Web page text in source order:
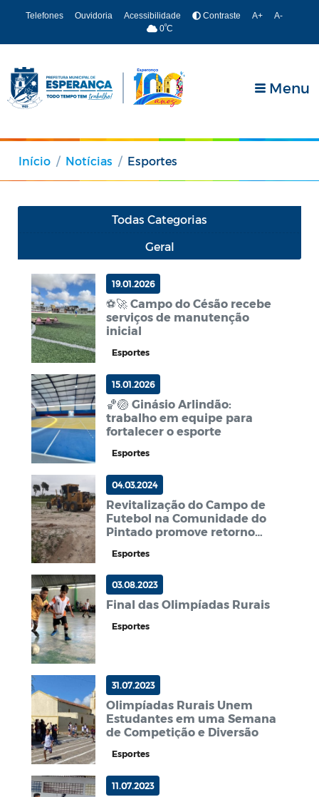
Telefones Ouvidoria Acessibilidade Contraste A+
A-
0ºC
Menu
Início Notícias Esportes
Todas Categorias
Geral
19.01.2026
⚽🚀 Campo do Césão recebe
serviços de manutenção
inicial
Esportes
15.01.2026
🏀🏐 Ginásio Arlindão:
trabalho em equipe para
fortalecer o esporte
Esportes
04.03.2024
Revitalização do Campo de
Futebol na Comunidade do
Pintado promove retorno
Esportes
03.08.2023
Final das Olimpíadas Rurais
Esportes
31.07.2023
Olimpíadas Rurais Unem
Estudantes em uma Semana
de Competição e Diversão
Esportes
11.07.2023